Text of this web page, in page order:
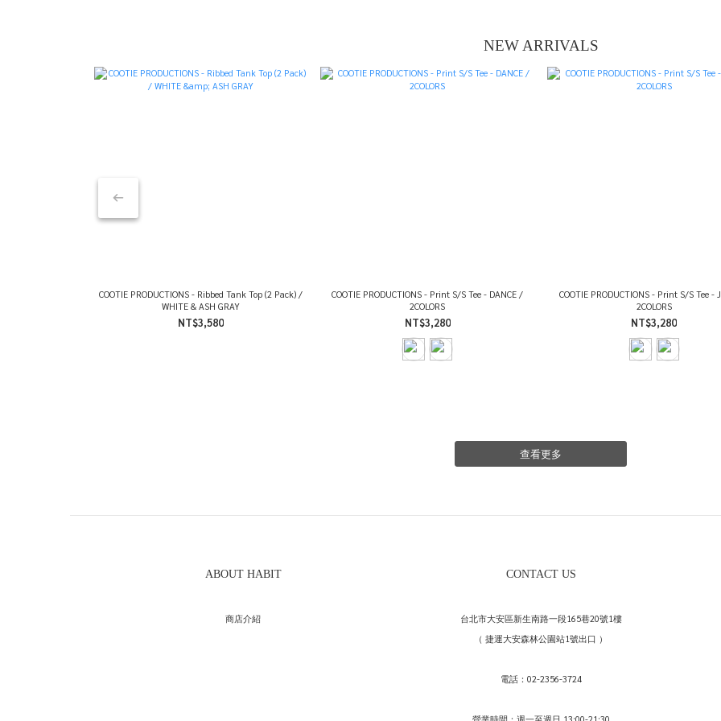
NEW ARRIVALS
COOTIE PRODUCTIONS - Ribbed Tank Top (2 Pack) /
WHITE & ASH GRAY
NT$3,580
COOTIE PRODUCTIONS - Print S/S Tee - DANCE /
2COLORS
NT$3,280
COOTIE PRODUCTIONS - Print S/S Tee -
2COLORS
NT$3,280
查看更多
ABOUT HABIT
商店介紹
CONTACT US
台北市大安區新生南路一段165巷20號1樓
（ 捷運大安森林公園站1號出口 ）
電話：02-2356-3724